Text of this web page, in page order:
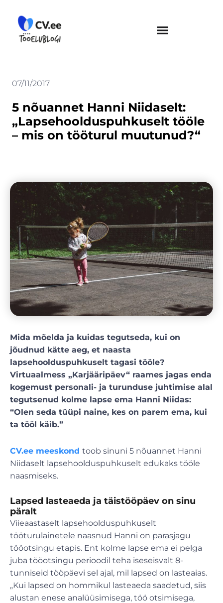
content
07/11/2017
5 nõuannet Hanni Niidaselt:
„Lapsehoolduspuhkuselt tööle
– mis on tööturul muutunud?“
Mida mõelda ja kuidas tegutseda, kui on
jõudnud kätte aeg, et naasta
lapsehoolduspuhkuselt tagasi tööle?
Virtuaalmess „Karjääripäev“ raames jagas enda
kogemust personali- ja turunduse juhtimise alal
tegutsenud kolme lapse ema Hanni Niidas:
“Olen seda tüüpi naine, kes on parem ema, kui
ta tööl käib.”
CV.ee meeskond toob sinuni 5 nõuannet Hanni
Niidaselt lapsehoolduspuhkuselt edukaks tööle
naasmiseks.
Lapsed lasteaeda ja täistööpäev on sinu
päralt
Viieaastaselt lapsehoolduspuhkuselt
tööturulainetele naasnud Hanni on parasjagu
tööotsingu etapis. Ent kolme lapse ema ei pelga
juba tööotsingu perioodil teha iseseisvalt 8-
tunniseid tööpäevi sel ajal, mil lapsed on lasteaias.
„Kui lapsed on hommikul lasteaeda saadetud, siis
alustan enese analüüsimisega, töö otsimisega,